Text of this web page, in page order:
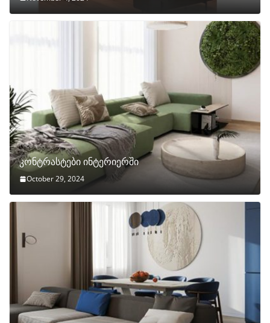
კონტრასტები ინტერიერში
October 29, 2024